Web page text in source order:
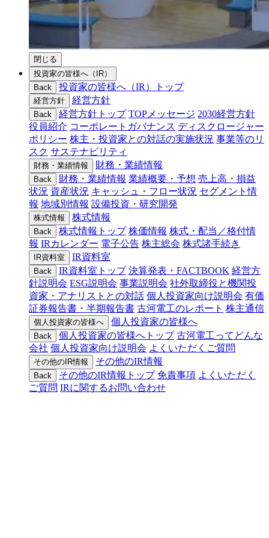
閉じる
投資家の皆様へ（IR）
Back
投資家の皆様へ（IR）トップ
経営方針 経営方針
Back 経営方針トップ TOPメッセージ 2030経営方針
役員紹介 コーポレートガバナンス ディスクロージャー
ポリシー 株主・投資家との対話の実施状況 事業等のリ
スク サステナビリティ
財務・業績情報 財務・業績情報
Back 財務・業績情報 業績概要・予想 売上高・損益
状況 資産状況 キャッシュ・フロー状況 セグメント情
報 地域別情報 設備投資・研究開発
株式情報 株式情報
Back 株式情報トップ 株価情報 株式・配当／格付情
報 IRカレンダー 電子公告 株主総会 株式諸手続き
IR資料室 IR資料室
Back IR資料室トップ 決算発表・FACTBOOK 経営方
針説明会 ESG説明会 事業説明会 社外取締役と機関投
資家・アナリストとの対話 個人投資家向け説明会 有価
証券報告書・半期報告書 古河電工のレポート 株主通信
個人投資家の皆様へ 個人投資家の皆様へ
Back 個人投資家の皆様へトップ 古河電工ってどんな
会社 個人投資家向け説明会 よくいただくご質問
その他のIR情報 その他のIR情報
Back その他のIR情報トップ 免責事項 よくいただく
ご質問 IRに関するお問い合わせ